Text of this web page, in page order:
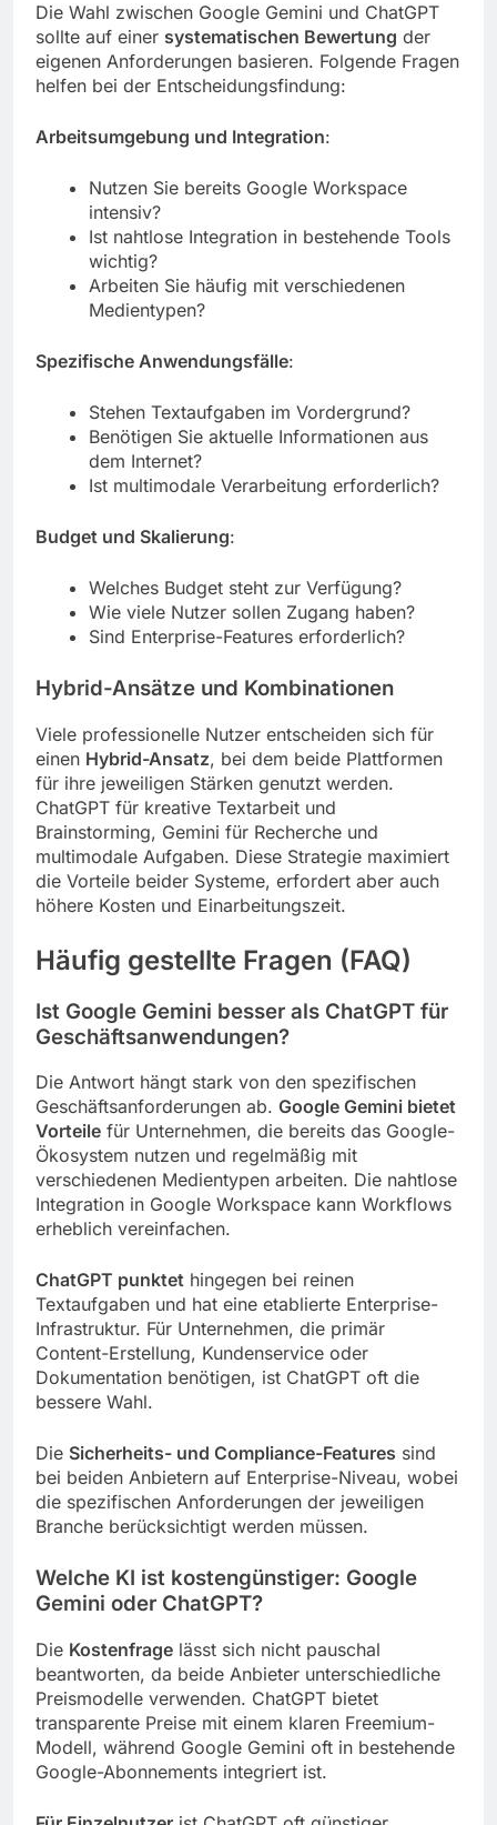
Die Wahl zwischen Google Gemini und ChatGPT
sollte auf einer systematischen Bewertung der
eigenen Anforderungen basieren. Folgende Fragen
helfen bei der Entscheidungsfindung:
Arbeitsumgebung und Integration:
Nutzen Sie bereits Google Workspace
intensiv?
Ist nahtlose Integration in bestehende Tools
wichtig?
Arbeiten Sie häufig mit verschiedenen
Medientypen?
Spezifische Anwendungsfälle:
Stehen Textaufgaben im Vordergrund?
Benötigen Sie aktuelle Informationen aus
dem Internet?
Ist multimodale Verarbeitung erforderlich?
Budget und Skalierung:
Welches Budget steht zur Verfügung?
Wie viele Nutzer sollen Zugang haben?
Sind Enterprise-Features erforderlich?
Hybrid-Ansätze und Kombinationen
Viele professionelle Nutzer entscheiden sich für
einen Hybrid-Ansatz, bei dem beide Plattformen
für ihre jeweiligen Stärken genutzt werden.
ChatGPT für kreative Textarbeit und
Brainstorming, Gemini für Recherche und
multimodale Aufgaben. Diese Strategie maximiert
die Vorteile beider Systeme, erfordert aber auch
höhere Kosten und Einarbeitungszeit.
Häufig gestellte Fragen (FAQ)
Ist Google Gemini besser als ChatGPT für
Geschäftsanwendungen?
Die Antwort hängt stark von den spezifischen
Geschäftsanforderungen ab. Google Gemini bietet
Vorteile für Unternehmen, die bereits das Google-
Ökosystem nutzen und regelmäßig mit
verschiedenen Medientypen arbeiten. Die nahtlose
Integration in Google Workspace kann Workflows
erheblich vereinfachen.
ChatGPT punktet hingegen bei reinen
Textaufgaben und hat eine etablierte Enterprise-
Infrastruktur. Für Unternehmen, die primär
Content-Erstellung, Kundenservice oder
Dokumentation benötigen, ist ChatGPT oft die
bessere Wahl.
Die Sicherheits- und Compliance-Features sind
bei beiden Anbietern auf Enterprise-Niveau, wobei
die spezifischen Anforderungen der jeweiligen
Branche berücksichtigt werden müssen.
Welche KI ist kostengünstiger: Google
Gemini oder ChatGPT?
Die Kostenfrage lässt sich nicht pauschal
beantworten, da beide Anbieter unterschiedliche
Preismodelle verwenden. ChatGPT bietet
transparente Preise mit einem klaren Freemium-
Modell, während Google Gemini oft in bestehende
Google-Abonnements integriert ist.